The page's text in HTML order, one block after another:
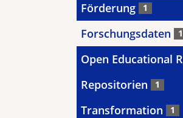
Förderung 1
Forschungsdaten 1
Open Educational
Repositorien 1
Transformation 1